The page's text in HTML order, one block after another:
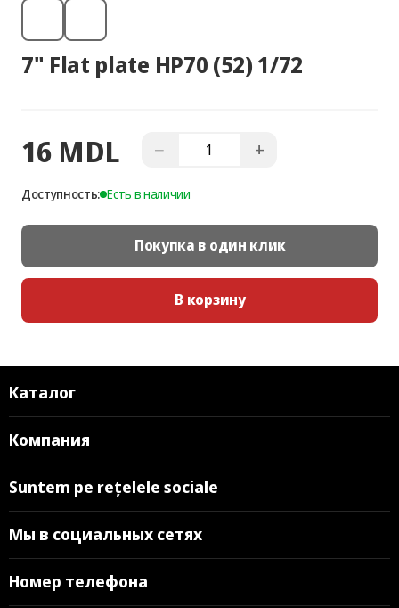
7" Flat plate HP70 (52) 1/72
16 MDL − +
Доступность: Есть в наличии
Покупка в один клик
В корзину
Каталог
Компания
Suntem pe rețelele sociale
Мы в социальных сетях
Номер телефона